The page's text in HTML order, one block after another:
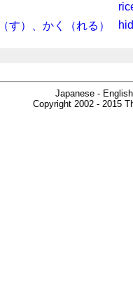
す）、かく（れる）
Japanese -
Copyright 2002 - 2015